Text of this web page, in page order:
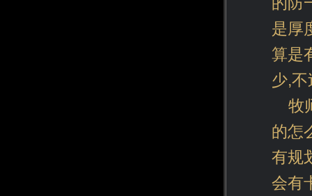
是厚
算是
少,
牧
的怎
有规
会有